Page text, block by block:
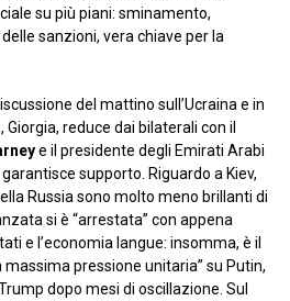
su più piani: sminamento,
sanzioni, vera chiave per la
del mattino sull’Ucraina e in
, Giorgia, reduce dai bilaterali con il
e il presidente degli Emirati Arabi
garantisce supporto. Riguardo a Kiev,
Russia sono molto meno brillanti di
si è “arrestata” con appena
e l’economia langue: insomma, è il
pressione unitaria” su Putin,
dopo mesi di oscillazione. Sul